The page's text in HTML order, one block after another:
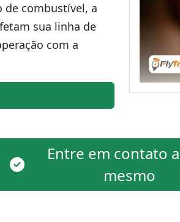
de combustível, a
sua linha de
com a
Entre em contato
mesmo